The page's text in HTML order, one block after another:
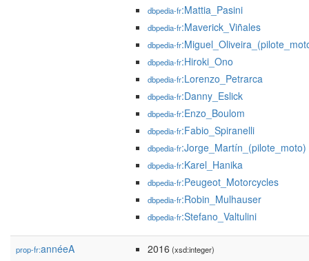
dbpedia-fr:Mattia_Pasini
dbpedia-fr:Maverick_Viñales
dbpedia-fr
dbpedia-fr:Hiroki_Ono
dbpedia-fr:Lorenzo_Petrarca
dbpedia-fr:Danny_Eslick
dbpedia-fr:Enzo_Boulom
dbpedia-fr:Fabio_Spiranelli
dbpedia-fr:Jorge_Martín_(pilote_moto)
dbpedia-fr:Karel_Hanika
dbpedia-fr:Peugeot_Motorcycles
dbpedia-fr:Robin_Mulhauser
dbpedia-fr:Stefano_Valtulini
prop-fr:annéeA 2016 (xsd:integer)